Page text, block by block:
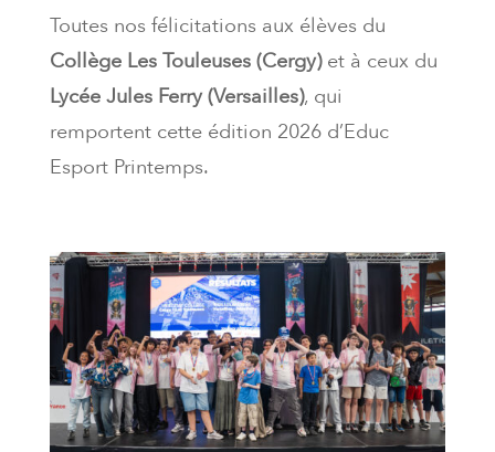
Toutes nos félicitations aux élèves du
Collège Les Touleuses (Cergy)et à ceux du
Lycée Jules Ferry (Versailles), qui
remportent cette édition 2026 d’Educ
Esport Printemps.